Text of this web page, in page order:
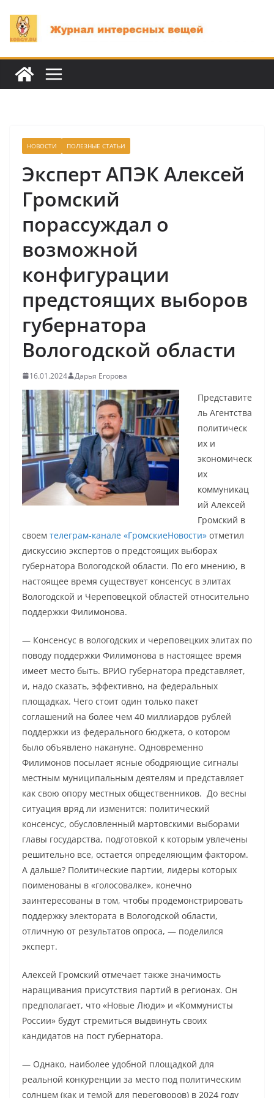
содержимому
НОВОСТИ ПОЛЕЗНЫЕ СТАТЬИ
Эксперт АПЭК Алексей
Громский
порассуждал о
возможной
конфигурации
предстоящих выборов
губернатора
Вологодской области
16.01.2024 Дарья Егорова
Представите
ль Агентства
политическ
их и
экономическ
их
коммуникац
ий Алексей
Громский в
своем телеграм-канале «ГромскиеНовости» отметил
дискуссию экспертов о предстоящих выборах
губернатора Вологодской области. По его мнению, в
настоящее время существует консенсус в элитах
Вологодской и Череповецкой областей относительно
поддержки Филимонова.
— Консенсус в вологодских и череповецких элитах по
поводу поддержки Филимонова в настоящее время
имеет место быть. ВРИО губернатора представляет,
и, надо сказать, эффективно, на федеральных
площадках. Чего стоит один только пакет
соглашений на более чем 40 миллиардов рублей
поддержки из федерального бюджета, о котором
было объявлено накануне. Одновременно
Филимонов посылает ясные ободряющие сигналы
местным муниципальным деятелям и представляет
как свою опору местных общественников. До весны
ситуация вряд ли изменится: политический
консенсус, обусловленный мартовскими выборами
главы государства, подготовкой к которым увлечены
решительно все, остается определяющим фактором.
А дальше? Политические партии, лидеры которых
поименованы в «голосовалке», конечно
заинтересованы в том, чтобы продемонстрировать
поддержку электората в Вологодской области,
отличную от результатов опроса, — поделился
эксперт.
Алексей Громский отмечает также значимость
наращивания присутствия партий в регионах. Он
предполагает, что «Новые Люди» и «Коммунисты
России» будут стремиться выдвинуть своих
кандидатов на пост губернатора.
— Однако, наиболее удобной площадкой для
реальной конкуренции за место под политическим
солнцем (как и темой для переговоров) в 2024 году